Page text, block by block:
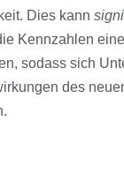
Dies kann
Kennzahlen
sodass sich
des